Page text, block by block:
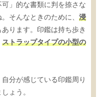
」的な書類に判を捺さな
そんなときのために、 浸
あります。印鑑は持ち歩き
ストラップタイプの小型の
分が感じている印鑑周り
ょう。